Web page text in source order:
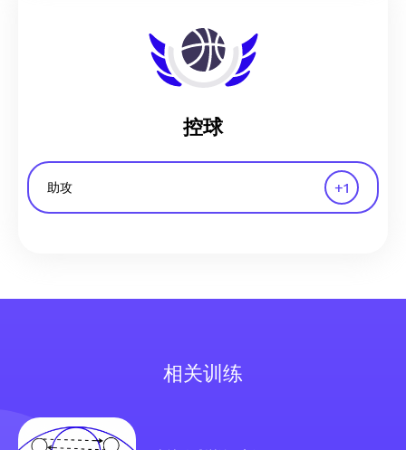
控球
助攻 +1
相关训练